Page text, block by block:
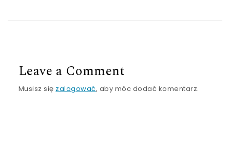
Leave a Comment
Musisz się zalogować, aby móc dodać komentarz.